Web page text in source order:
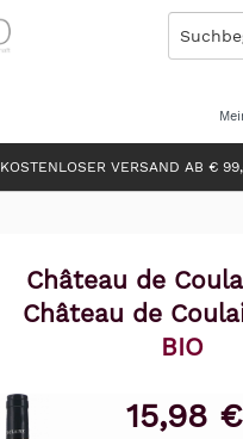
KOSTENLOSER VERSAND AB €
Château de
Château de
BIO
15,98